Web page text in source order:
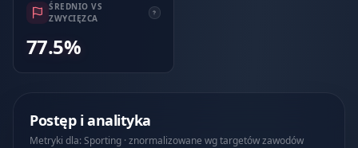
ŚREDNIO VS
ZWYCIĘZCA
77.5%
Postęp i analityka
Metryki dla: Sporting · znormalizowane wg targetów zawodów